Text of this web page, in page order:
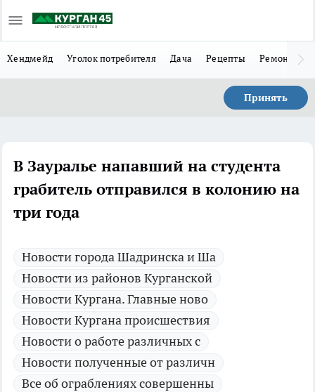
Хендмейд Уголок потребителя Дача Рецепты Ремонт
Принять
В Зауралье напавший на студента
грабитель отправился в колонию на
три года
Новости города Шадринска и Ша
Новости из районов Курганской
Новости Кургана. Главные ново
Новости Кургана происшествия
Новости о работе различных с
Новости полученные от различн
Все об ограблениях совершенны